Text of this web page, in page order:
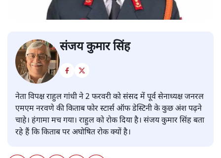
संजय कुमार सिंह
नेता विपक्ष राहुल गांधी ने 2 फरवरी को संसद में पूर्व सेनाध्यक्ष जनरल
एमएम नरवणे की किताब फोर स्टार्स ऑफ डेस्टिनी के कुछ अंश पढ़ने
चाहे। हंगामा मच गया। राहुल को रोक दिया है। संजय कुमार सिंह बता
रहे हैं कि किताब पर अघोषित रोक क्यों है।